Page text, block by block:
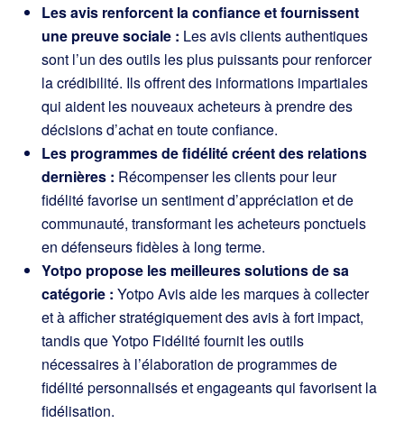
Les avis renforcent la confiance et fournissent
une preuve sociale : Les avis clients authentiques
sont l’un des outils les plus puissants pour renforcer
la crédibilité. Ils offrent des informations impartiales
qui aident les nouveaux acheteurs à prendre des
décisions d’achat en toute confiance.
Les programmes de fidélité créent des relations
dernières : Récompenser les clients pour leur
fidélité favorise un sentiment d’appréciation et de
communauté, transformant les acheteurs ponctuels
en défenseurs fidèles à long terme.
Yotpo propose les meilleures solutions de sa
catégorie : Yotpo Avis aide les marques à collecter
et à afficher stratégiquement des avis à fort impact,
tandis que Yotpo Fidélité fournit les outils
nécessaires à l’élaboration de programmes de
fidélité personnalisés et engageants qui favorisent la
fidélisation.